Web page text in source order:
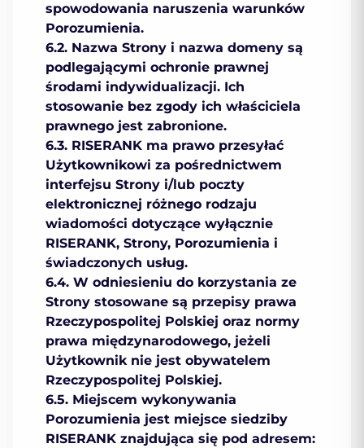
spowodowania naruszenia warunków
Porozumienia.
6.2. Nazwa Strony i nazwa domeny są
podlegającymi ochronie prawnej
środami indywidualizacji. Ich
stosowanie bez zgody ich właściciela
prawnego jest zabronione.
6.3. RISERANK ma prawo przesyłać
Użytkownikowi za pośrednictwem
interfejsu Strony i/lub poczty
elektronicznej różnego rodzaju
wiadomości dotyczące wyłącznie
RISERANK, Strony, Porozumienia i
świadczonych usług.
6.4. W odniesieniu do korzystania ze
Strony stosowane są przepisy prawa
Rzeczypospolitej Polskiej oraz normy
prawa międzynarodowego, jeżeli
Użytkownik nie jest obywatelem
Rzeczypospolitej Polskiej.
6.5. Мiejscem wykonywania
Porozumienia jest miejsce siedziby
RISERANK znajdująca się pod adresem: